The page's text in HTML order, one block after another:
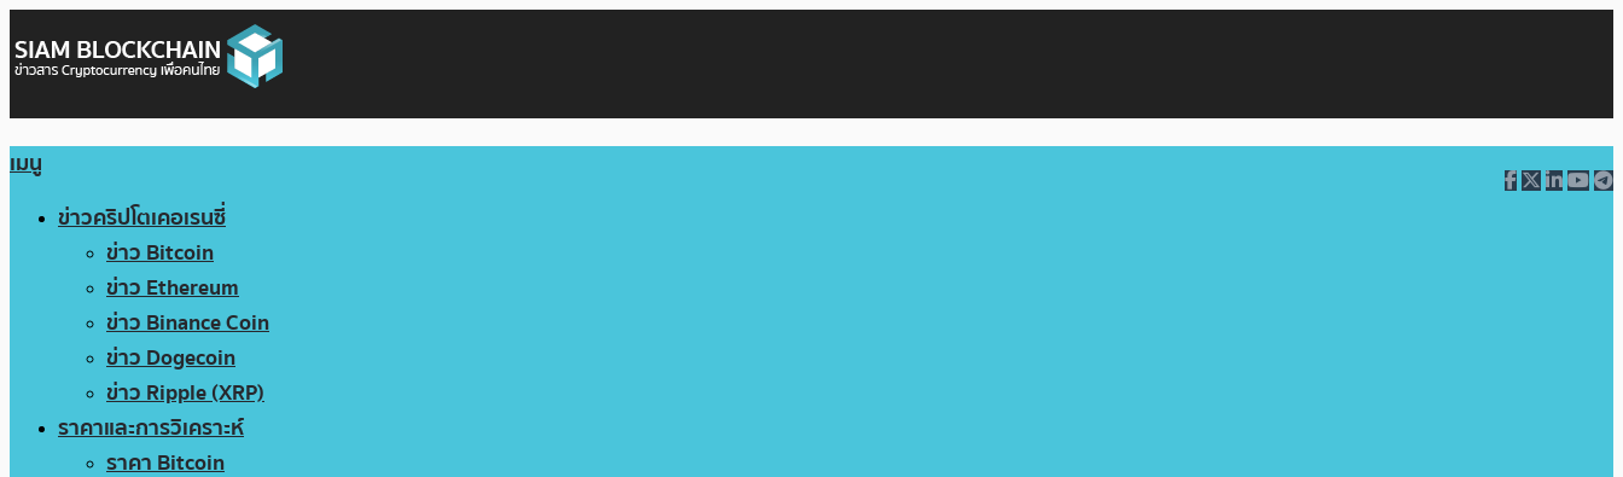
เมนู
ข่าวคริปโตเคอเรนซี่
ข่าว Bitcoin
ข่าว Ethereum
ข่าว Binance Coin
ข่าว Dogecoin
ข่าว Ripple (XRP)
ราคาและการวิเคราะห์
ราคา Bitcoin